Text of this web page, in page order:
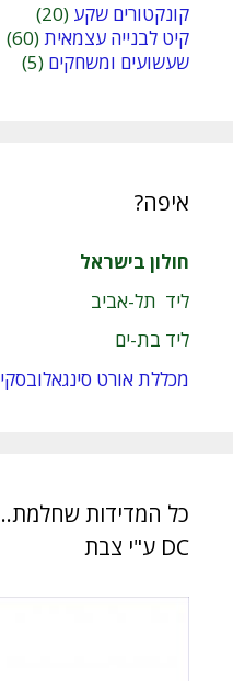
קונקטורים שקע (20)
קיט לבנייה עצמאית(60)
שעשועים ומשחקים (5)
איפה?
חולון בישראל
ליד תל-אביב
ליד בת-ים
מכללת אורט סינגאלובסקי
DC ע"י צבת